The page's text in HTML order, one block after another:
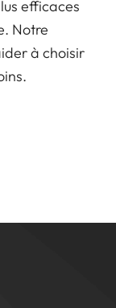
efficaces
Notre
à choisir